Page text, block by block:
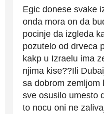
Egic donese svake
onda mora on da
pocinje da izgleda
pozutelo od drveca
kakp u Izraelu ima
njima kise??Ili
sa dobrom zemljom
sve osusilo umesto
to nocu oni ne